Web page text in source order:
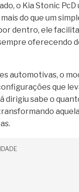
o Kia Stonic PcD
do que um
dentro, ele
oferecendo
automotivas, o
que
sabe o